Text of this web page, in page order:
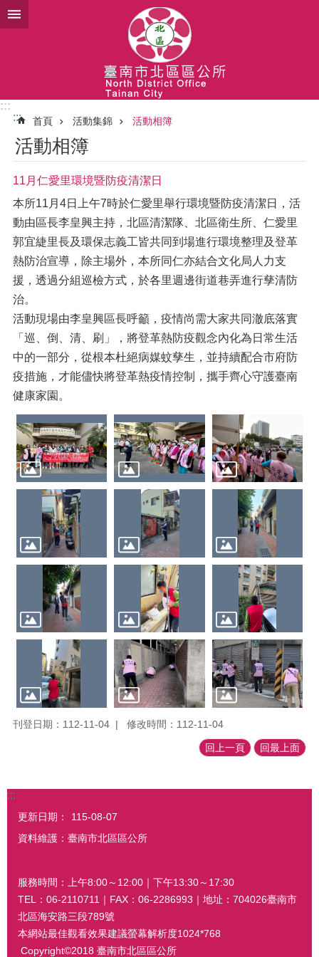
跳到主要內容區塊
:::
:::
首頁 活動集錦 活動相簿
活動相簿
11月仁愛里環境暨防疫清潔日
本所11月4日上午7時於仁愛里舉行環境暨防疫清潔日，活
動由區長李皇興主持，北區清潔隊、北區衛生所、仁愛里
郭宜緁里長及環保志義工皆共同到場進行環境整理及登革
熱防治宣導，除主場外，本所同仁亦結合文化局人力支
援，透過分組巡檢方式，於各里週邊街道巷弄進行孳清防
治。
活動現場由李皇興區長呼籲，疫情尚需大家共同澈底落實
「巡、倒、清、刷」，將登革熱防疫觀念內化為日常生活
中的一部分，從根本杜絕病媒蚊孳生，並持續配合市府防
疫措施，才能儘快將登革熱疫情控制，攜手齊心守護臺南
健康家園。
刊登日期：112-11-04 修改時間：112-11-04
回上一頁 回最上面
:::
更新日期：
115-08-07
資料維護：臺南市北區區公所
服務時間：上午8:00～12:00｜下午13:30～17:30
TEL：06-2110711｜FAX：06-2286993｜地址：704026臺南市
北區海安路三段789號
本網站最佳觀看效果建議螢幕解析度1024*768
Copyright©2018 臺南市北區區公所